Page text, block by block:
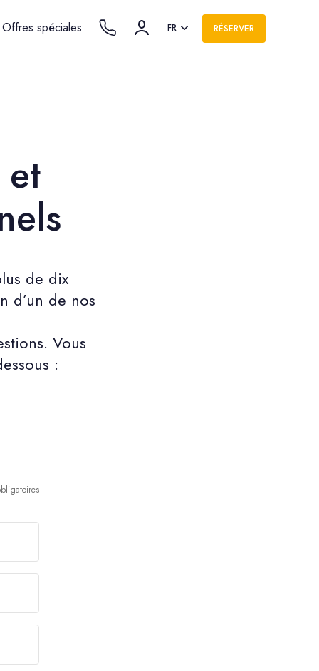
Offres spéciales FR RÉSERVER
de dix
d’un de nos
Vous
: